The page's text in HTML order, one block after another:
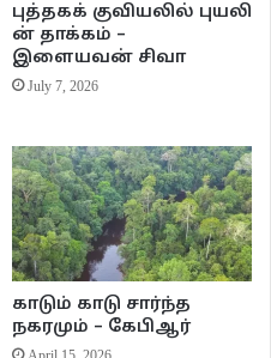
அவர் மனைவி மௌனமாக
காட்சியமைப்பு தமிழ் சினிமாவிற்கு
நாவலிலிருந்தும் தனக்கான சினிமாவைத்
அதற்கான காரணங்களை அங்கிருந்தே
அமைதியின்
பகிர்ந்தளித்திருக்கிறது.
வெளியையும்,
எப்போதும் காண்பிப்பதில் அலாதி
மனநிலையில் தோன்றும் மாற்றங்களை
செய்து காண்பித்தவர்
புத்தகக் குவியலில் புயலி
ன் தாக்கம் –
இளையவன் சிவா
July 7, 2026
காடும் காடு சார்ந்த
நகரமும் – கேபிஆர்